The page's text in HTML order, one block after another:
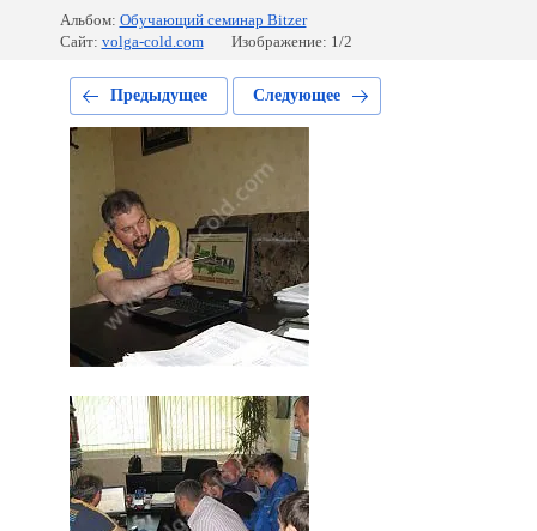
Альбом: Обучающий семинар Bitzer
Сайт: volga-cold.com Изображение: 1/2
Предыдущее Следующее